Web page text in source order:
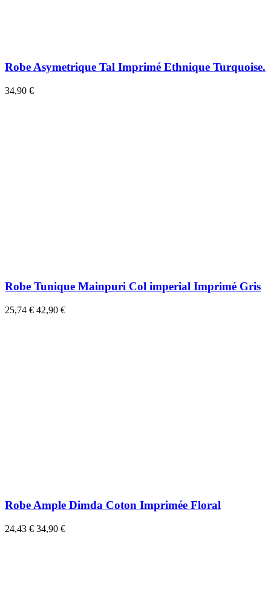
Robe Asymetrique Tal Imprimé Ethnique Turquoise.
34,90 €
Robe Tunique Mainpuri Col imperial Imprimé Gris
25,74 € 42,90 €
Robe Ample Dimda Coton Imprimée Floral
24,43 € 34,90 €